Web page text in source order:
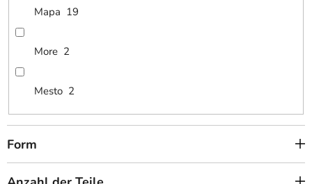
Mapa 19
More 2
Mesto 2
Form